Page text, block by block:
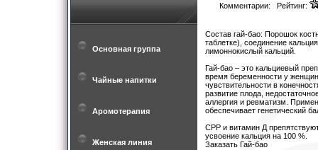
Основная группа
Чайные напитки
Аромотерапия
Женская линия
Комментарии: Рейтинг:
Состав гай-бао: Порошок
таблетке), соединение
лимоннокислый кальций.
Гай-бао – это кальциевый
время беременности у
чувствительности в
развитие плода,
аллергия и ревматизм.
обеспечивает генетический
СРР и витамин Д
усвоение кальция на 100 %.
Заказать Гай-бао